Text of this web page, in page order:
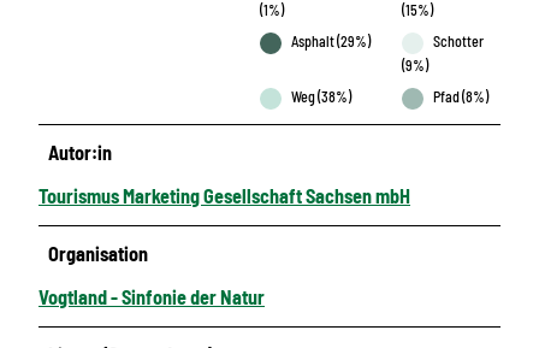
(1%)
(15%)
Asphalt (29%)
Schotter
(9%)
Weg (38%)
Pfad (8%)
Autor:in
Tourismus Marketing Gesellschaft Sachsen mbH
Organisation
Vogtland - Sinfonie der Natur